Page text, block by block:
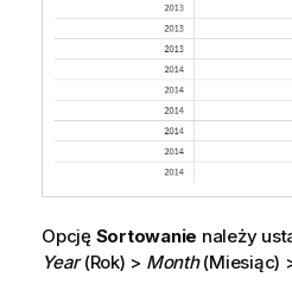
Opcję Sortowanie należy
Year(Rok) > Month(Miesiąc)